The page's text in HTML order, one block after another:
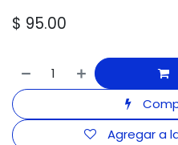
$ 95.00
Agregar a